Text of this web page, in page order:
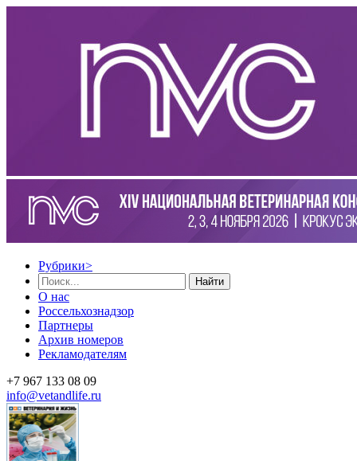
Рубрики>
Найти
О нас
Россельхознадзор
Партнеры
Архив номеров
Рекламодателям
+7 967 133 08 09
info@vetandlife.ru